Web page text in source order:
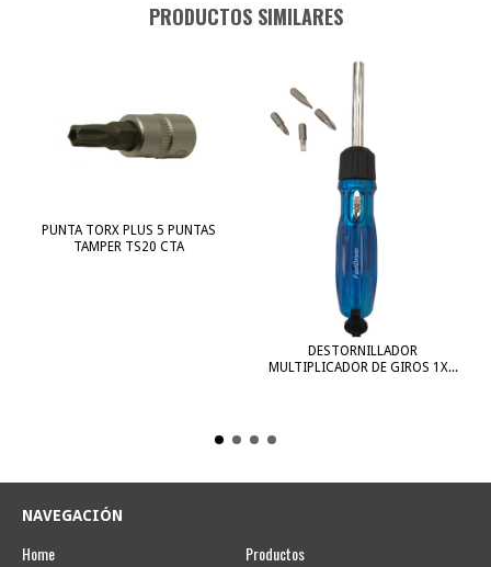
PRODUCTOS SIMILARES
PUNTA TORX PLUS 5 PUNTAS
TAMPER TS20 CTA
DESTORNILLADOR
MULTIPLICADOR DE GIROS 1X...
NAVEGACIÓN
Home
Productos